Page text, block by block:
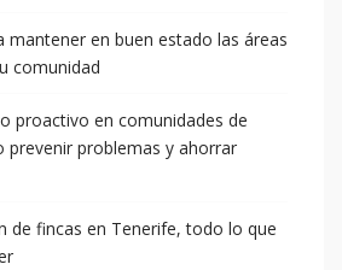
mantener en buen estado las áreas
comunidad
proactivo en comunidades de
prevenir problemas y ahorrar
de fincas en Tenerife, todo lo que